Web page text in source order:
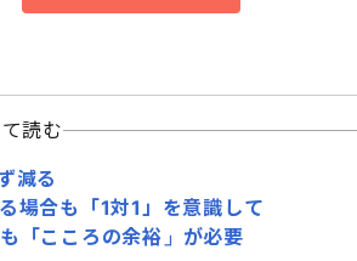
読む
減る
合も「1対1」を意識して
「こころの余裕」が必要